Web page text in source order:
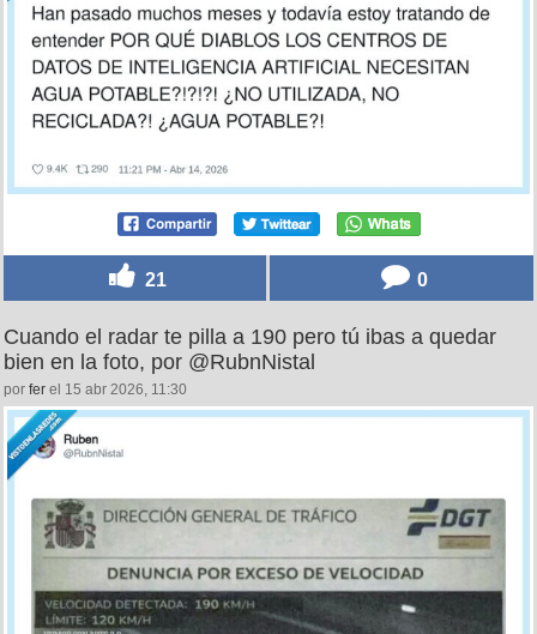
21 0
Cuando el radar te pilla a 190 pero tú ibas a quedar
bien en la foto, por @RubnNistal
por fer el 15 abr 2026, 11:30